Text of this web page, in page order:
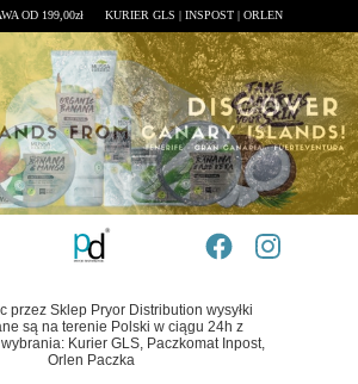
KURIER GLS | INSPOST | ORLEN
OD 199,00zł
DOSTAWA
przez Sklep Pryor Distribution wysyłki
są na terenie Polski w ciągu 24h z
Kurier GLS, Paczkomat Inpost,
Orlen Paczka